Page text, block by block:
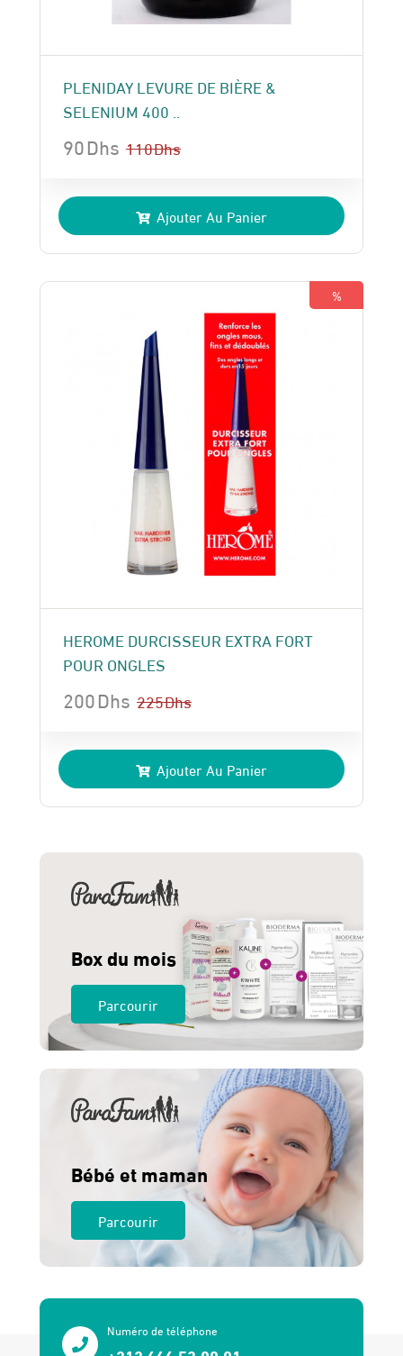
PLENIDAY LEVURE DE BIÈRE &
SELENIUM 400 ..
110Dhs
prix
initial
était :
110 Dhs.
90Dhs
prix
actuel
est :
90 Dhs.
Ajouter Au Panier
%
HEROME DURCISSEUR EXTRA FORT
POUR ONGLES
225Dhs
prix
initial
était :
200Dhs
prix
actuel
est :
Ajouter Au Panier
Box du mois
Parcourir
Bébé et maman
Parcourir
Numéro de téléphone